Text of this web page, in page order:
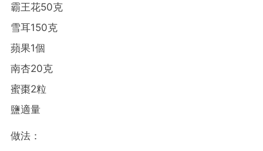
霸王花50克
雪耳150克
蘋果1個
南杏20克
蜜棗2粒
鹽適量
做法：